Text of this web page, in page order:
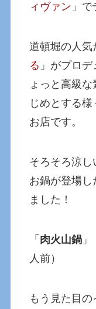
ィヴァン 」
道頓堀の人気
る 」がプロ
ょっと高級
じめとする
お店です。
そろそろ涼
お鍋が登場し
ました！
「 肉火山鍋
人前）
もう見た目